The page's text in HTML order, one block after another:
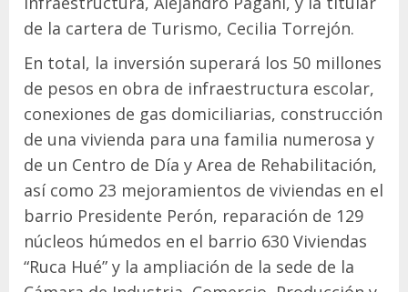
de la cartera de Turismo, Cecilia Torrejón.
En total, la inversión superará los 50 millones
de pesos en obra de infraestructura escolar,
conexiones de gas domiciliarias, construcción
de una vivienda para una familia numerosa y
de un Centro de Día y Area de Rehabilitación,
así como 23 mejoramientos de viviendas en el
barrio Presidente Perón, reparación de 129
núcleos húmedos en el barrio 630 Viviendas
“Ruca Hué” y la ampliación de la sede de la